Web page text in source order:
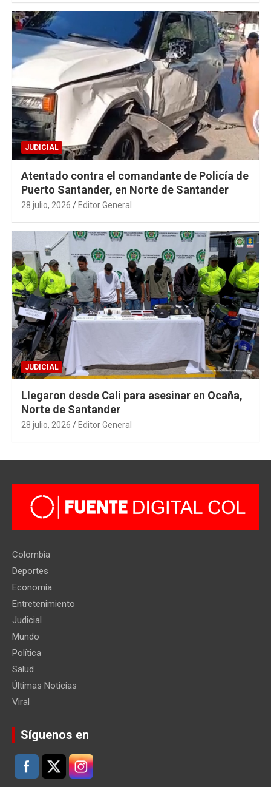
JUDICIAL
Atentado contra el comandante de Policía de
Puerto Santander, en Norte de Santander
28 julio, 2026 Editor General
JUDICIAL
Llegaron desde Cali para asesinar en Ocaña,
Norte de Santander
28 julio, 2026 Editor General
Colombia
Deportes
Economía
Entretenimiento
Judicial
Mundo
Política
Salud
Últimas Noticias
Viral
Síguenos en